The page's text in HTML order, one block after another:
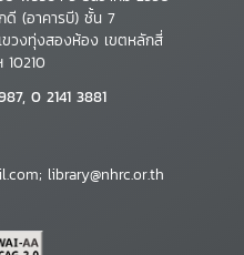
ดี (อาคารบี) ชั้น 7
วงทุ่งสองห้อง เขตหลักสี่
10210
0 2141 3881
library@nhrc.or.th